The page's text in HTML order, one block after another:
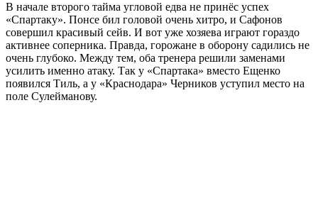
В начале второго тайма угловой едва не принёс успех
«Спартаку». Понсе бил головой очень хитро, и Сафонов
совершил красивый сейв. И вот уже хозяева играют гораздо
активнее соперника. Правда, горожане в оборону садились не
очень глубоко. Между тем, оба тренера решили заменами
усилить именно атаку. Так у «Спартака» вместо Ещенко
появился Тиль, а у «Краснодара» Черников уступил место на
поле Сулейманову.